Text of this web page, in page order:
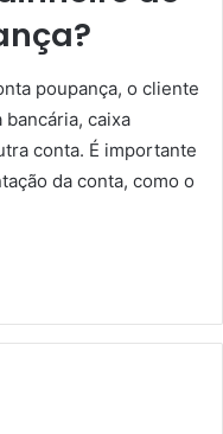
poupança, o cliente
caixa
conta. É importante
da conta, como o